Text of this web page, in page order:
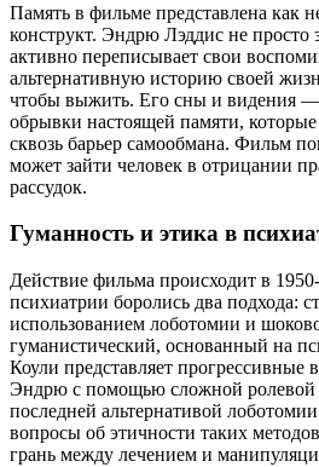
Память в фильме представлена как
конструкт. Эндрю Лэддис не просто
активно переписывает свои
альтернативную историю своей
чтобы выжить. Его сны и видения
обрывки настоящей памяти,
сквозь барьер самообмана. Фильм
может зайти человек в отрицании
рассудок.
Гуманность и этика в
Действие фильма происходит в
психиатрии боролись два подхода:
использованием лоботомии и
гуманистический, основанный на
Коули представляет прогрессивные
Эндрю с помощью сложной ролевой
последней альтернативой
вопросы об этичности таких
грань между лечением и